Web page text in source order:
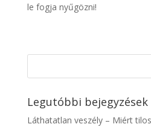
le fogja nyűgözni!
Legutóbbi bejegyzések
Láthatatlan veszély – Miért